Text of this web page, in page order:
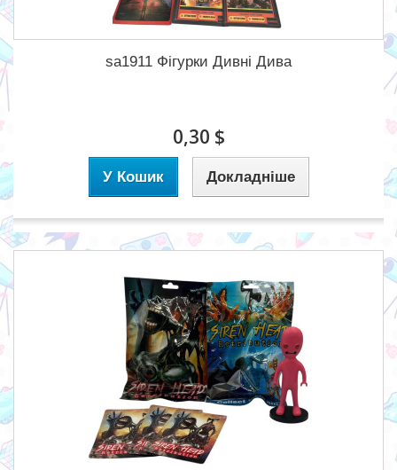
sa1911 Фігурки Дивні Дива
0,30 $
У Кошик Докладніше